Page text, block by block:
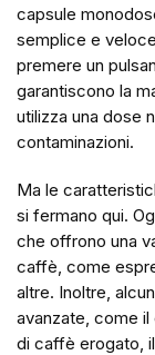
capsule
semplice e
premere un
garantiscono la
utilizza una dose
contaminazioni.
Ma le
si fermano qui.
che offrono una
caffè, come
altre. Inoltre,
avanzate, come
di caffè erogato,